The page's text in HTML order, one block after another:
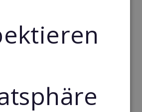
Franchise in Wake Islands
in Wake Islands
in Wake Islands
Franchise in Wake Islands
Wake Islands